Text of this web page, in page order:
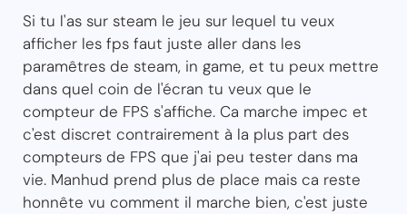
Si tu l'as sur steam le jeu sur lequel tu veux
afficher les fps faut juste aller dans les
paramêtres de steam, in game, et tu peux mettre
dans quel coin de l'écran tu veux que le
compteur de FPS s'affiche. Ca marche impec et
c'est discret contrairement à la plus part des
compteurs de FPS que j'ai peu tester dans ma
vie. Manhud prend plus de place mais ca reste
honnête vu comment il marche bien, c'est juste